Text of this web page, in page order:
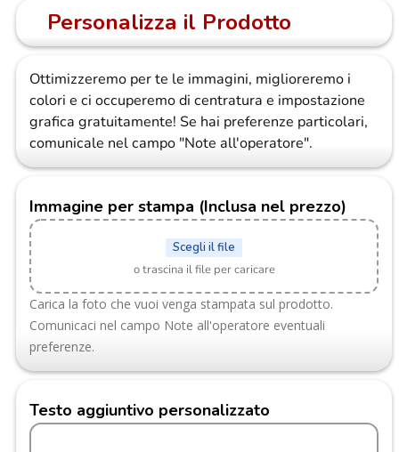
Personalizza il Prodotto
Ottimizzeremo per te le immagini, miglioreremo i
colori e ci occuperemo di centratura e impostazione
grafica gratuitamente! Se hai preferenze particolari,
comunicale nel campo "Note all'operatore".
Immagine per stampa (Inclusa nel prezzo)
Scegli il file
o trascina il file per caricare
Carica la foto che vuoi venga stampata sul prodotto.
Comunicaci nel campo Note all'operatore eventuali
preferenze.
Testo aggiuntivo personalizzato